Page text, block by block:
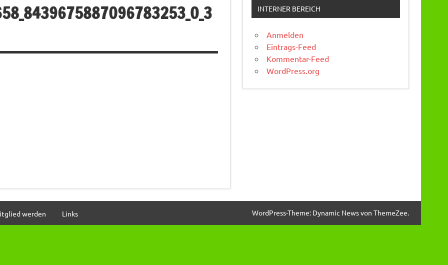
INTERNER BEREICH
Anmelden
Eintrags-Feed
Kommentar-Feed
WordPress.org
werden Links WordPress-Theme: Dynamic News von ThemeZee.